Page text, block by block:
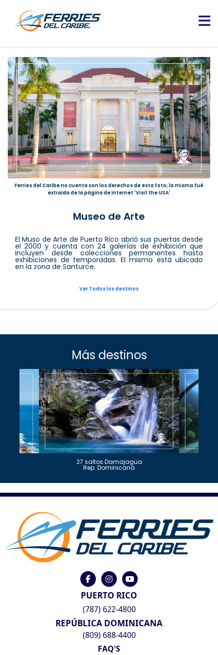
Ferries del Caribe no cuenta con los derechos de esta foto; la misma fué
extraida de la página de Internet 'Visit the USA'
Museo de Arte
El Muso de Arte de Puerto Rico abrió sus puertas desde
el 2000 y cuenta con 24 galerías de exhibición que
incluyen desde colecciones permanentes hasta
exhibiciones de temporadas. El mismo está ubicado
en la zona de Santurce.
Ver Todos los destinos
Más destinos
27 saltos Damajagua
Rep. Dominicana
PUERTO RICO
(787) 622-4800
REPÚBLICA DOMINICANA
(809) 688-4400
FAQ'S